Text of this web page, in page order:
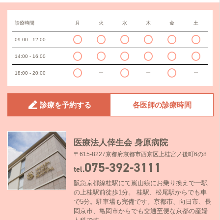
診療時間 月 火 水 木 金 土
09:00 - 12:00
14:00 - 16:00
18:00 - 20:00 ー ー ー
診療を予約する 各医師の診療時間
医療法人倖生会 身原病院
〒615-8227京都府京都市西京区上桂宮ノ後町6の8
tel.075-392-3111
阪急京都線桂駅にて嵐山線にお乗り換えで一駅
の上桂駅前徒歩1分。 桂駅、松尾駅からでも車
で5分。駐車場も完備です。京都市、向日市、長
岡京市、亀岡市からでも交通至便な京都の産婦